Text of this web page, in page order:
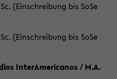
(Einschreibung bis SoSe
(Einschreibung bis SoSe
InterAmericanos / M.A.